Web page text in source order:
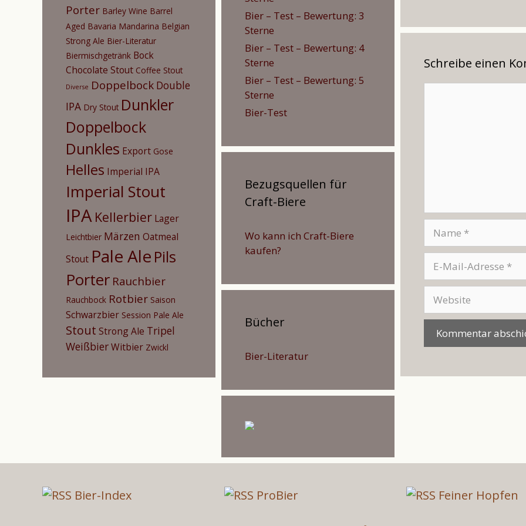
Schreibe einen
Mail-
Adresse
Porter Barley Wine Barrel
Aged Bavaria Mandarina Belgian
Strong Ale Bier-Literatur
Biermischgetränk Bock
Chocolate Stout Coffee Stout
Diverse Doppelbock Double
IPA Dry Stout Dunkler
Doppelbock
Dunkles Export Gose
Helles Imperial IPA
Imperial Stout
IPA Kellerbier Lager
Leichtbier Märzen Oatmeal
Stout Pale Ale Pils
Porter Rauchbier
Rauchbock Rotbier Saison
Schwarzbier Session Pale Ale
Stout Strong Ale Tripel
WeißbierWitbier Zwickl
Bier – Test – Bewertung: 3
Sterne
Bier – Test – Bewertung: 4
Sterne
Bier – Test – Bewertung: 5
Sterne
Bier-Test
Bezugsquellen für
Craft-Biere
Wo kann ich Craft-Biere
kaufen?
Bücher
Bier-Literatur
Bier-Index ProBier Feiner Hopfen